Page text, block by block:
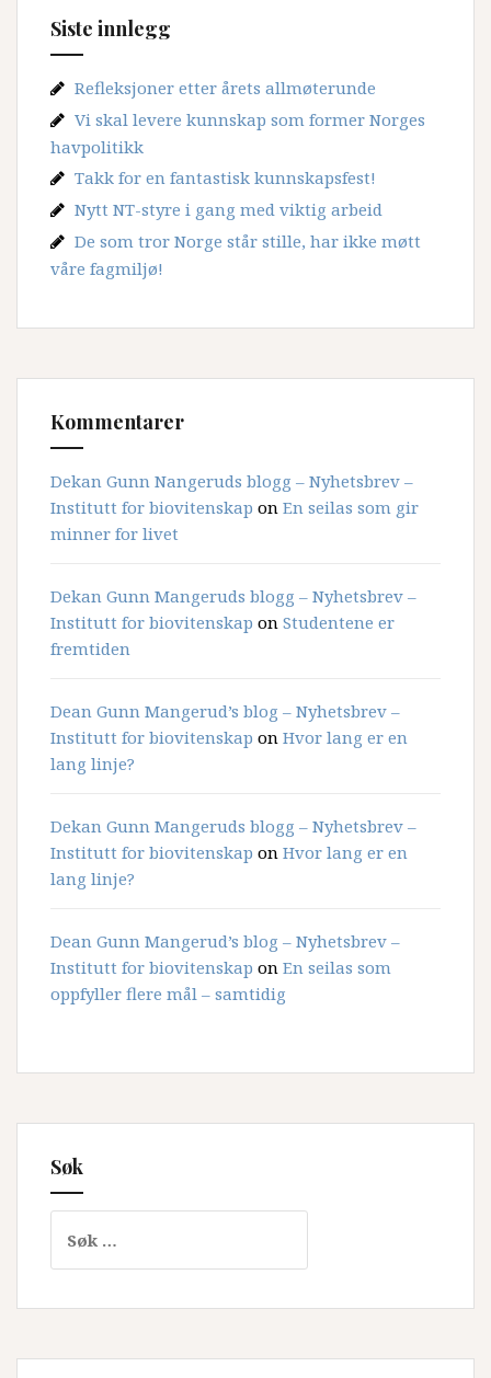
kommer
Siste innlegg
Refleksjoner etter årets allmøterunde
Vi skal levere kunnskap som former Norges
havpolitikk
Takk for en fantastisk kunnskapsfest!
Nytt NT-styre i gang med viktig arbeid
De som tror Norge står stille, har ikke møtt
våre fagmiljø!
Kommentarer
Dekan Gunn Nangeruds blogg – Nyhetsbrev –
Institutt for biovitenskap on En seilas som gir
minner for livet
Dekan Gunn Mangeruds blogg – Nyhetsbrev –
Institutt for biovitenskap on Studentene er
fremtiden
Dean Gunn Mangerud’s blog – Nyhetsbrev –
Institutt for biovitenskap on Hvor lang er en
lang linje?
Dekan Gunn Mangeruds blogg – Nyhetsbrev –
Institutt for biovitenskap on Hvor lang er en
lang linje?
Dean Gunn Mangerud’s blog – Nyhetsbrev –
Institutt for biovitenskap on En seilas som
oppfyller flere mål – samtidig
Søk
etter: